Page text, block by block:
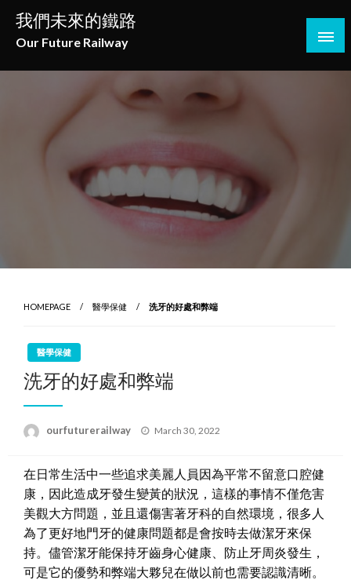
Skip
content
我們未來的鐵路
Our Future Railway
HOMEPAGE 醫學保健 洗牙的好處和弊端
醫學保健
洗牙的好處和弊端
ourfuturerailway
Posted
March 30, 2022
在日常生活中一些追求美麗人員因為平常不留意口腔健
康，因此造成牙發生變黃的狀況，這樣的事情不僅危害
美觀大方問題，並且還傷害著牙科的自然環境，很多人
為了更好地門牙的健康問題都是會按時去做潔牙來保
持。儘管潔牙能保持牙齒身心健康、防止牙周炎發生，
可是它的優勢和弊端大夥兒在做以前也需要認識清晰。